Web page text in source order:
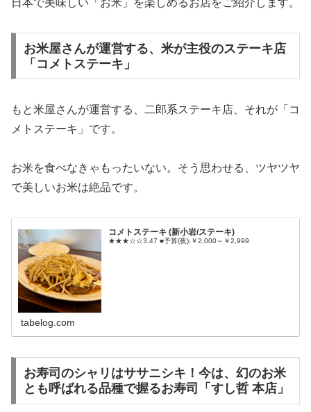
日本で美味しい「お米」を楽しめるお店をご紹介します。
お米屋さんが運営する、米が主役のステーキ店
「コメトステーキ」
もと米屋さんが運営する、二郎系ステーキ店、それが「コ
メトステーキ」です。
お米を食べなきゃもったいない。そう思わせる、ツヤツヤ
で美しいお米は絶品です。
コメトステーキ (新小岩/ステーキ)
★★★☆☆3.47 ■予算(夜):￥2,000～￥2,999
tabelog.com
お寿司のシャリはササニシキ！今は、幻のお米
とも呼ばれる品種で握るお寿司「すし哲 本店」